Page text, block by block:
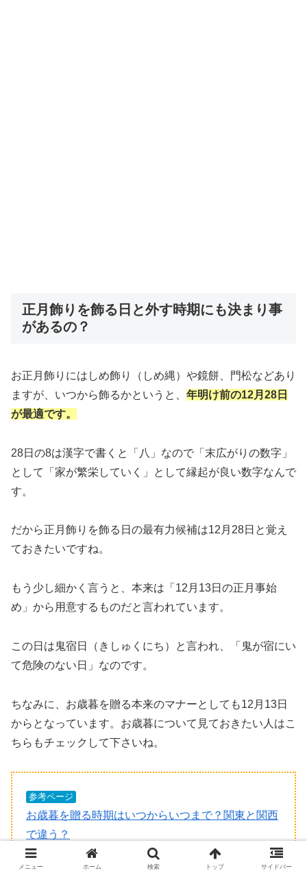
正月飾りを飾る日と外す時期にも決まり事
があるの？
お正月飾りにはしめ飾り（しめ縄）や鏡餅、門松などあり
ますが、いつから飾るかというと、 年明け前の12月28日
が最適です。
28日の8は漢字で書くと「八」なので「末広がりの数字」
として「家が繁栄していく」として縁起が良い数字なんで
す。
だから正月飾りを飾る日の最有力候補は12月28日と覚え
ておきたいですね。
もう少し細かく言うと、本来は「12月13日の正月事始
め」から用意するものだと言われています。
この日は鬼宿日（きしゅくにち）と言われ、「鬼が宿にい
て危険のない日」なのです。
ちなみに、お歳暮を贈る本来のマナーとしても12月13日
からとなっています。お歳暮について見ておきたい人はこ
ちらもチェックして下さいね。
参考ページ
お歳暮を贈る時期はいつからいつまで？関東と関西
で違う？
メニュー ホーム 検索 トップ サイドバー